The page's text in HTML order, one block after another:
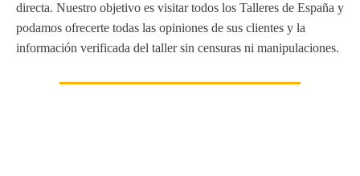
directa. Nuestro objetivo es visitar todos los Talleres de España y
podamos ofrecerte todas las opiniones de sus clientes y la
información verificada del taller sin censuras ni manipulaciones.